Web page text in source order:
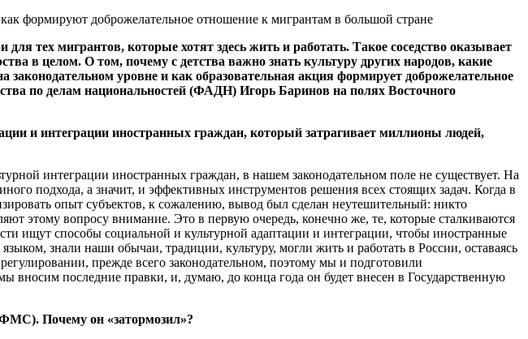
формируют доброжелательное отношение к мигрантам в большой стране
тех мигрантов, которые хотят здесь жить и работать. Такое соседство оказывает
в целом. О том, почему с детства важно знать культуру других народов, какие
уровне и как образовательная акция формирует доброжелательное
по делам национальностей (ФАДН) Игорь Баринов на полях Восточного
и интеграции иностранных граждан, который затрагивает миллионы людей,
интеграции иностранных граждан, в нашем законодательном поле не существует. На
подхода, а значит, и эффективных инструментов решения всех стоящих задач. Когда в
опыт субъектов, к сожалению, вывод был сделан неутешительный: никто
этому вопросу внимание. Это в первую очередь, конечно же, те, которые сталкиваются
ищут способы социальной и культурной адаптации и интеграции, чтобы иностранные
знали наши обычаи, традиции, культуру, могли жить и работать в России, оставаясь
прежде всего законодательном, поэтому мы и подготовили
вносим последние правки, и, думаю, до конца года он будет внесен в Государственную
Почему он «затормозил»?